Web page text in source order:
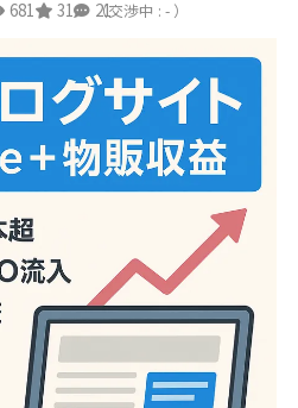
681 31 21
（交渉中 : - ）